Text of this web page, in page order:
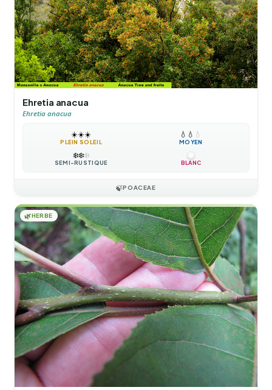
Ehretia anacua
Ehretia anacua
☀️☀️☀️
PLEIN SOLEIL
💧 💧 💧
MOYEN
❄️❄️❄️
SEMI-RUSTIQUE BLANC
🍃POACEAE
🌿HERBE